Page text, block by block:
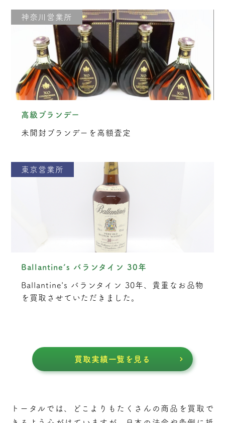
神奈川営業所
高級ブランデー
未開封ブランデーを高額査定
東京営業所
Ballantine’s バランタイン 30年
Ballantine's バランタイン 30年、貴重なお品物
を買取させていただきました。
買取実績一覧を見る
トータルでは、どこよりもたくさんの商品を買取で